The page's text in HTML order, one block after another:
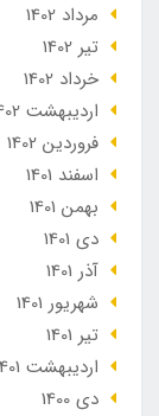
مرداد 1402
تير 1402
خرداد 1402
ارديبهشت 1402
فروردین 1402
اسفند 1401
بهمن 1401
دی 1401
آذر 1401
شهریور 1401
تير 1401
ارديبهشت 1401
دی 1400